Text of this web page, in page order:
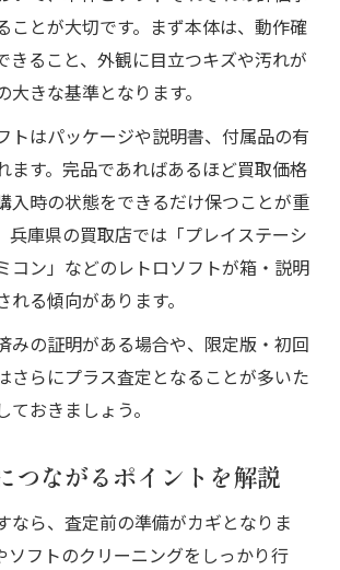
ことが大切です。まず本体は、動作確
きること、外観に目立つキズや汚れが
きな基準となります。
トはパッケージや説明書、付属品の有
ます。完品であればあるほど買取価格
入時の状態をできるだけ保つことが重
兵庫県の買取店では「プレイステーシ
コン」などのレトロソフトが箱・説明
る傾向があります。
みの証明がある場合や、限定版・初回
さらにプラス査定となることが多いた
おきましょう。
つながるポイントを解説
なら、査定前の準備がカギとなりま
ソフトのクリーニングをしっかり行